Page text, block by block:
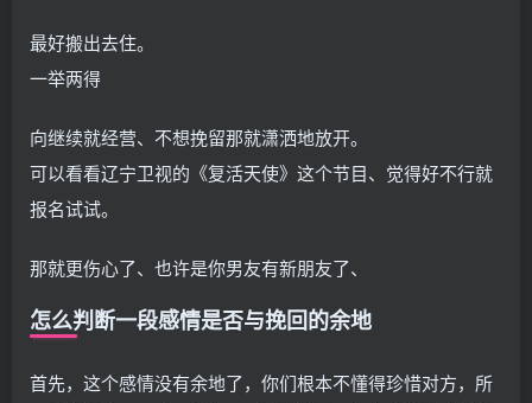
最好搬出去住。
一举两得
向继续就经营、不想挽留那就潇洒地放开。
可以看看辽宁卫视的《复活天使》这个节目、觉得好不行就
报名试试。
那就更伤心了、也许是你男友有新朋友了、
怎么判断一段感情是否与挽回的余地
首先，这个感情没有余地了，你们根本不懂得珍惜对方，所